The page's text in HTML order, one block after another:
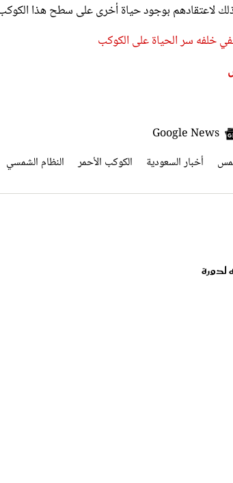
لاعتقادهم بوجود حياة أخرى على سطح هذا
خلفه سر الحياة على الكوكب
أخبار السعودية الكوكب الأحمر النظام الشمسي
لدورة